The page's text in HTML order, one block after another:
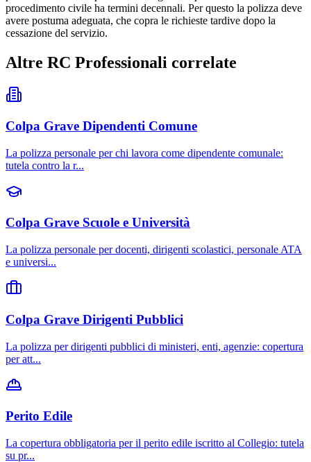
procedimento civile ha termini decennali. Per questo la polizza deve
avere postuma adeguata, che copra le richieste tardive dopo la
cessazione del servizio.
Altre RC Professionali correlate
Colpa Grave Dipendenti Comune
La polizza personale per chi lavora come dipendente comunale:
tutela contro la r...
Colpa Grave Scuole e Università
La polizza personale per docenti, dirigenti scolastici, personale ATA
e universi...
Colpa Grave Dirigenti Pubblici
La polizza per dirigenti pubblici di ministeri, enti, agenzie: copertura
per att...
Perito Edile
La copertura obbligatoria per il perito edile iscritto al Collegio: tutela
su pr...